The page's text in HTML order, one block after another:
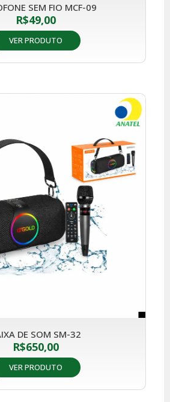
SEM FIO MCF-09
R$49,00
VER PRODUTO
DE SOM SM-32
R$650,00
VER PRODUTO